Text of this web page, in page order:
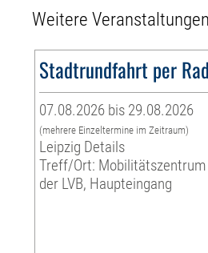
Weitere
Stadtrundfahrt per Rad
07.08.2026 bis 29.08.2026
(mehrere Einzeltermine im Zeitraum)
Leipzig Details
Treff/Ort: Mobilitätszentrum
der LVB, Haupteingang